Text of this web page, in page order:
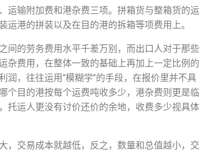
运输附加费和港杂费三项。拼箱货与整箱货的运
港的拼装以及在目的港的拆箱等项费用上。
间的劳务费用水平千差万别，而出口人对于那些
杂费用，在整体一致的基础上再加上一定比例的
，往往运用“模糊学”的手段，在报价里并不具
个目的港按每个运费吨收多少，港杂费则更是临
托运人更没有讨价还价的余地，收费多少视具体
，交易成本就越低，反之，数量和总值越小，交